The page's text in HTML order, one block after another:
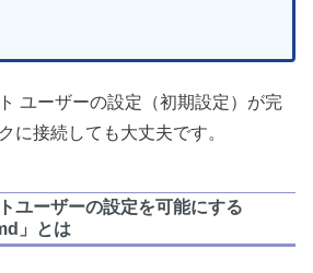
ユーザーの設定（初期設定）が完
に接続しても大丈夫です。
ユーザーの設定を可能にする
」とは